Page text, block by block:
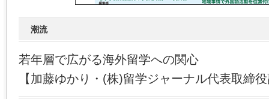
潮流
若年層で広がる海外留学への関心
【加藤ゆかり・(株)留学ジャーナル代表取締